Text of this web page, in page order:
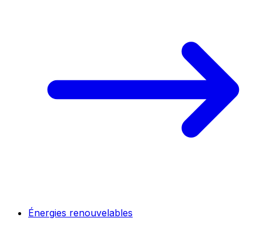
Énergies renouvelables